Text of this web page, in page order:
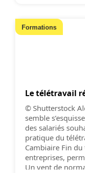
Formations
Le télétravail
© Shutterstock
semble
des salariés
pratique du
Cambiaire Fin
entreprises,
Un vent de